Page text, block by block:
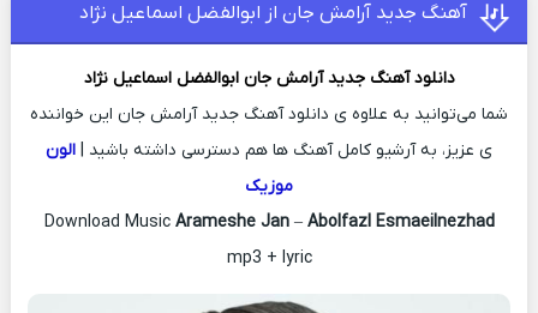
آهنگ جدید آرامش جان از ابوالفضل اسماعیل نژاد
دانلود آهنگ جدیدآرامش جانابوالفضل اسماعیل نژاد
شما می‌توانید به علاوه ی دانلود آهنگ جدید آرامش جان این خواننده
ی عزیز، به آرشیو کامل آهنگ ها هم دسترسی داشته باشید | الون
موزیک
Download Music Arameshe Jan– Abolfazl Esmaeilnezhad
mp3 + lyric